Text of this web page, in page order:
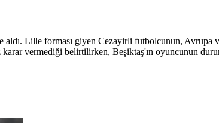
Lille forması giyen Cezayirli futbolcunun, Avrupa
vermediği belirtilirken, Beşiktaş'ın oyuncunun